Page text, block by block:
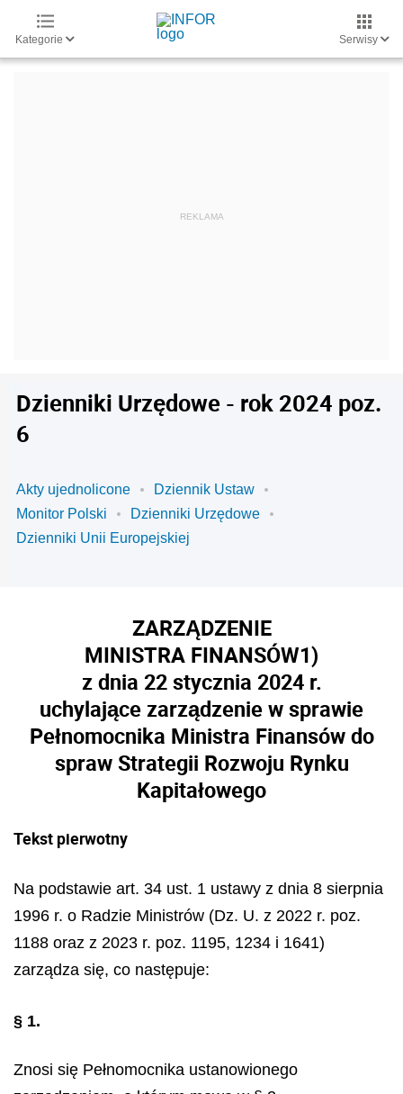
Kategorie Serwisy
Dzienniki Urzędowe - rok 2024 poz.
6
Akty ujednolicone
Dziennik Ustaw
Monitor Polski
Dzienniki Urzędowe
Dzienniki Unii Europejskiej
ZARZĄDZENIE
MINISTRA FINANSÓW1)
z dnia 22 stycznia 2024 r.
uchylające zarządzenie w sprawie
Pełnomocnika Ministra Finansów do
spraw Strategii Rozwoju Rynku
Kapitałowego
Tekst pierwotny
Na podstawie art. 34 ust. 1 ustawy z dnia 8 sierpnia
1996 r. o Radzie Ministrów (Dz. U. z 2022 r. poz.
1188 oraz z 2023 r. poz. 1195, 1234 i 1641)
zarządza się, co następuje:
§ 1.
Znosi się Pełnomocnika ustanowionego